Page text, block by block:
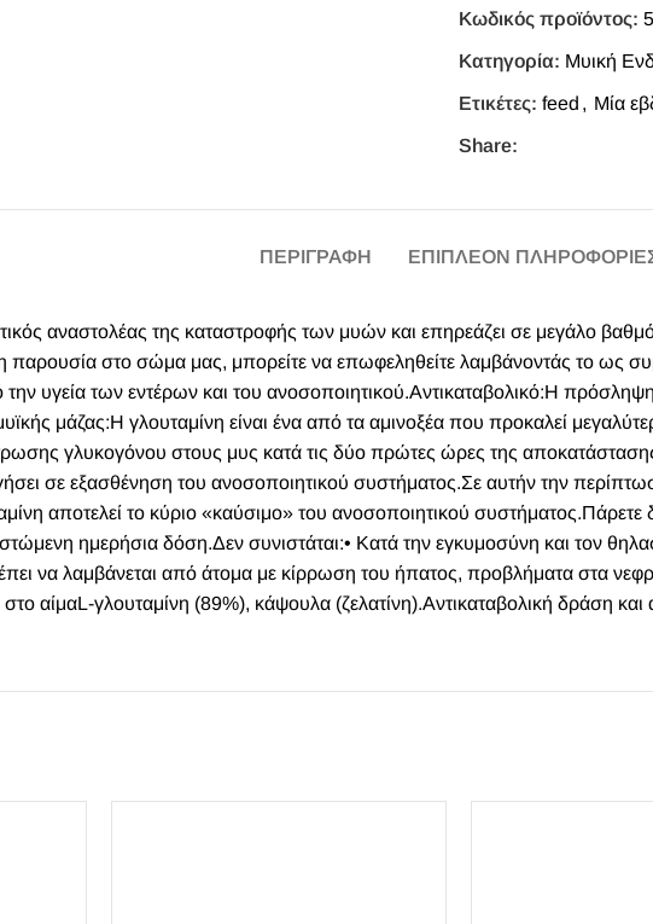
Κωδικός προϊόντος:
Κατηγορία: Μυική
Ετικέτες: feed , Μία
Share:
ΠΕΡΙΓΡΑΦΉ ΕΠΙΠΛΈΟΝ
αναστολέας της καταστροφής των μυών και επηρεάζει σε μεγάλο
παρουσία στο σώμα μας, μπορείτε να επωφεληθείτε λαμβάνοντάς το ως
την υγεία των εντέρων και του ανοσοποιητικού.Αντικαταβολικό:Η
μάζας:Η γλουταμίνη είναι ένα από τα αμινοξέα που προκαλεί
γλυκογόνου στους μυς κατά τις δύο πρώτες ώρες της
σε εξασθένηση του ανοσοποιητικού συστήματος.Σε αυτήν την
αποτελεί το κύριο «καύσιμο» του ανοσοποιητικού
ημερήσια δόση.Δεν συνιστάται:• Κατά την εγκυμοσύνη και τον
να λαμβάνεται από άτομα με κίρρωση του ήπατος, προβλήματα στα
αίμαL-γλουταμίνη (89%), κάψουλα (ζελατίνη).Αντικαταβολική δράση